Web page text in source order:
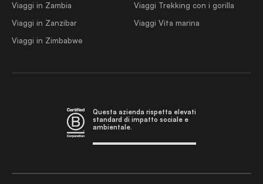
Viaggi in Zambia
Viaggi in Zanzibar
Viaggi in Zimbabwe
Viaggi Trekking con i gorilla
Viaggi Vita marina
Questa azienda rispetta elevati
standard di impatto sociale e
ambientale.